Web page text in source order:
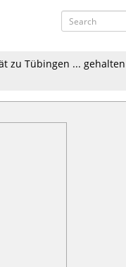
zu Tübingen ... gehalten